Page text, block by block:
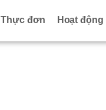
Thực đơn Hoạt động